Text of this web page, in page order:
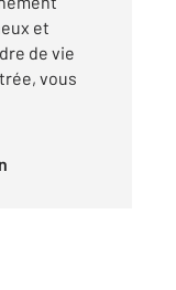
et
de vie
vous